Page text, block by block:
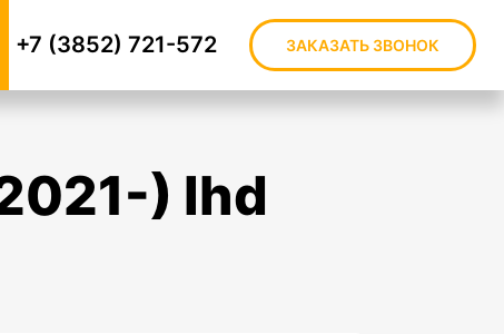
+7 (3852) 721-572 ЗАКАЗАТЬ ЗВОНОК